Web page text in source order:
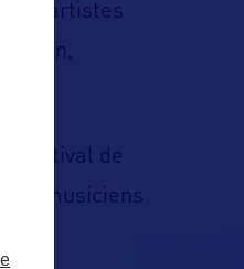
artistes
festival de
musiciens